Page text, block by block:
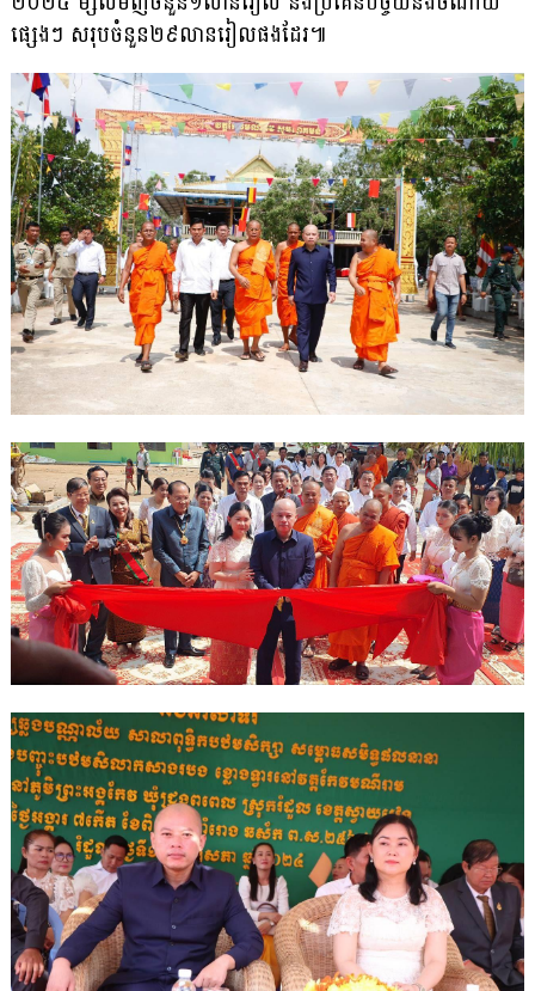
ផ្សេងៗ សរុបចំនួន២៩លានរៀលផងដែរ៕